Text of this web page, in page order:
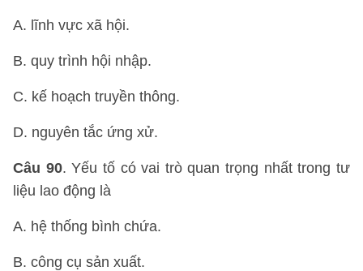
A. lĩnh vực xã hội.
B. quy trình hội nhập.
C. kế hoạch truyền thông.
D. nguyên tắc ứng xử.
Câu 90. Yếu tố có vai trò quan trọng nhất trong tư
liệu lao động là
A. hệ thống bình chứa.
B. công cụ sản xuất.